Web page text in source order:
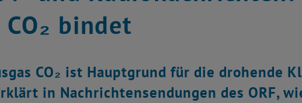
bindet
CO₂ ist Hauptgrund für die drohende
in Nachrichtensendungen des ORF,